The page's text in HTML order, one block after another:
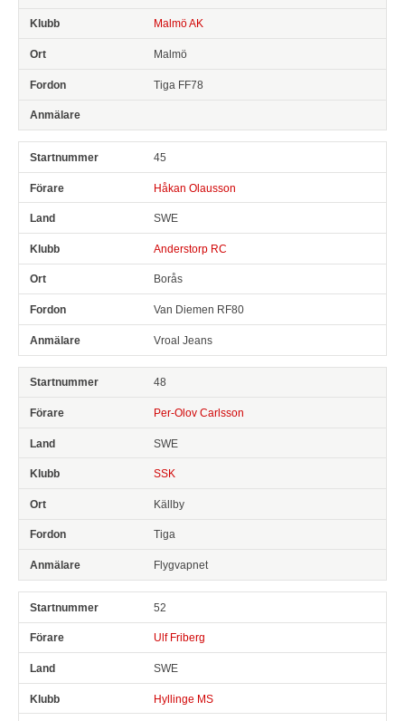
Malmö AK
Malmö
Tiga FF78
45
Håkan Olausson
SWE
Anderstorp RC
Borås
Van Diemen RF80
Vroal Jeans
48
Per-Olov Carlsson
SWE
SSK
Källby
Tiga
Flygvapnet
52
Ulf Friberg
SWE
Hyllinge MS